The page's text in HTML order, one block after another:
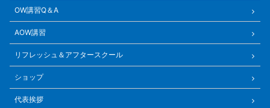
OW講習Q＆A
AOW講習
リフレッシュ＆アフタースクール
ショップ
代表挨拶